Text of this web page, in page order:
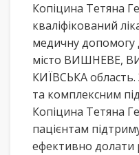
Копіцина Тетяна
кваліфікований
медичну
місто ВИШНЕВЕ,
КИЇВСЬКА
та комплексним
Копіцина Тетяна
пацієнтам
ефективно долати